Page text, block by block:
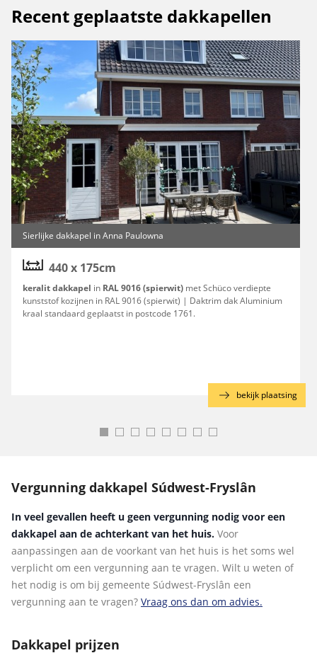
Recent geplaatste dakkapellen
Sierlijke dakkapel in Anna Paulowna
440 x 175cm
keralit dakkapel in RAL 9016 (spierwit) met Schüco verdiepte
kunststof kozijnen in RAL 9016 (spierwit) | Daktrim dak Aluminium
kraal standaard geplaatst in postcode 1761.
bekijk plaatsing
Vergunning dakkapel Súdwest-Fryslân
In veel gevallen heeft u geen vergunning nodig voor een
dakkapel aan de achterkant van het huis. Voor
aanpassingen aan de voorkant van het huis is het soms wel
verplicht om een vergunning aan te vragen. Wilt u weten of
het nodig is om bij gemeente Súdwest-Fryslân een
vergunning aan te vragen? Vraag ons dan om advies.
Dakkapel prijzen